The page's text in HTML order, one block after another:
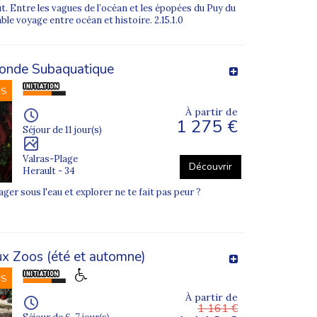
l’âge et au profil des participants.
Bordeaux, Strasbourg ou encore Saint-
peuvent découvrir les sports de neige comme
Entre les vagues de l’océan et les épopées du Puy du
voyage entre océan et histoire. 2.15.1.0
Subaquatique
Séjour de 11 jour(s)
Valras-Plage
Herault - 34
À partir de
1 275 €
Découvrir
sous l'eau et explorer ne te fait pas peur ?
Zoos (été et automne)
À partir de
1 161 €